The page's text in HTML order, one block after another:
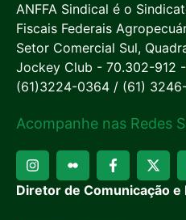
ANFFA Sindical é o
Fiscais Federais
Setor Comercial Sul,
Jockey Club - 70.302-912
(61)3224-0364 / (61)
Acompanhe nas Redes
Diretor de Comunicação e